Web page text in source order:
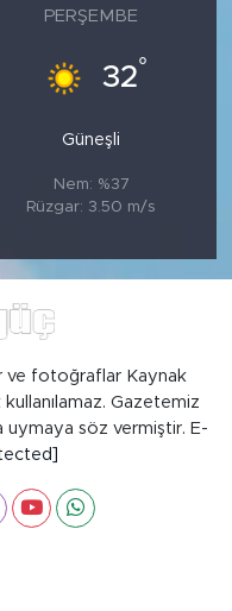
PERŞEMBE
32°
Güneşli
Nem: %37
Rüzgar: 3.50 m/s
ve fotoğraflar Kaynak
Gazetemiz
uymaya söz vermiştir. E-